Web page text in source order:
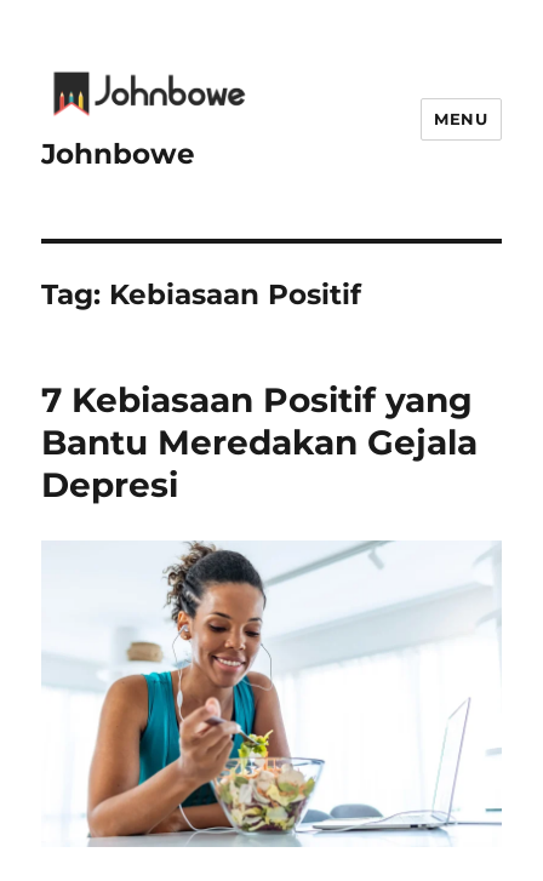
Johnbowe
MENU
Tag: Kebiasaan Positif
7 Kebiasaan Positif yang
Bantu Meredakan Gejala
Depresi